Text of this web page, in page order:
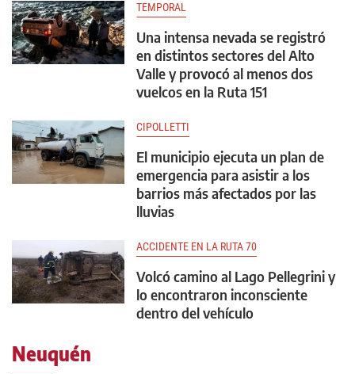
TEMPORAL
Una intensa nevada se registró
en distintos sectores del Alto
Valle y provocó al menos dos
vuelcos en la Ruta 151
CIPOLLETTI
El municipio ejecuta un plan de
emergencia para asistir a los
barrios más afectados por las
lluvias
ACCIDENTE EN LA RUTA 70
Volcó camino al Lago Pellegrini y
lo encontraron inconsciente
dentro del vehículo
Neuquén